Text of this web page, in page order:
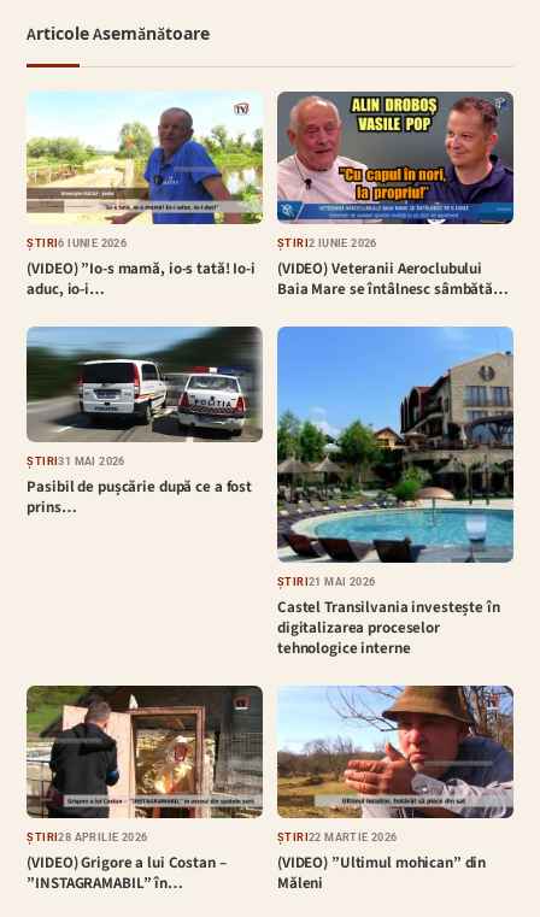
Articole Asemănătoare
ȘTIRI6 IUNIE 2026
(VIDEO) ”Io-s mamă, io-s tată! Io-i
aduc, io-i…
ȘTIRI2 IUNIE 2026
(VIDEO) Veteranii Aeroclubului
Baia Mare se întâlnesc sâmbătă…
ȘTIRI31 MAI 2026
Pasibil de pușcărie după ce a fost
prins…
ȘTIRI21 MAI 2026
Castel Transilvania investește în
digitalizarea proceselor
tehnologice interne
ȘTIRI28 APRILIE 2026
(VIDEO) Grigore a lui Costan –
”INSTAGRAMABIL” în…
ȘTIRI22 MARTIE 2026
(VIDEO) ”Ultimul mohican” din
Măleni